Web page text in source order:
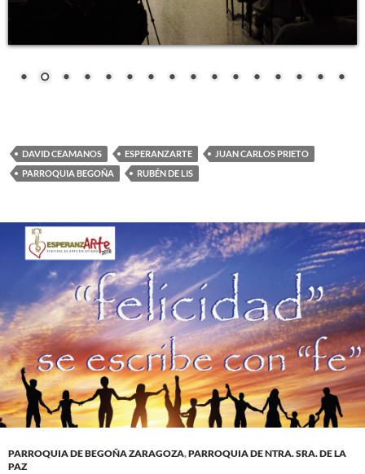
DAVID CEAMANOS ESPERANZARTE
JUAN CARLOS PRIETO
PARROQUIA BEGOÑA
RUBÉN DE LIS
PARROQUIA DE BEGOÑA ZARAGOZA,PARROQUIA DE NTRA. SRA. DE LA
PAZ